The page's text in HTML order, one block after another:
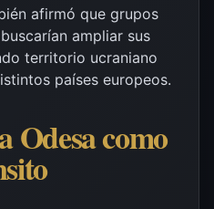
afirmó que grupos
ampliar sus
territorio ucraniano
países europeos.
Odesa como